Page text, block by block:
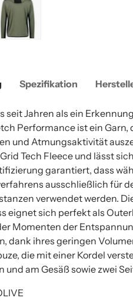
Spezifikation
seit Jahren als ein
Performance ist ein
und Atmungsaktivität
Tech Fleece und lässt
garantiert, dass
ausschließlich für
verwendet werden.
eignet sich perfekt als
Momenten der
dank ihres geringen
die mit einer Kordel
und am Gesäß sowie zwei